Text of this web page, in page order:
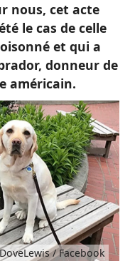
nous, cet acte
le cas de celle
et qui a
donneur de
américain.
/ Facebook